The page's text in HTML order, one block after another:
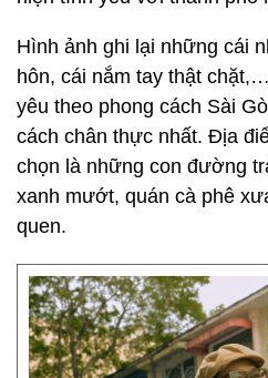
Hình ảnh ghi lại những cái
hôn, cái nắm tay thật
yêu theo phong cách Sài
cách chân thực nhất. Địa
chọn là những con đường
xanh mướt, quán cà phê
quen.